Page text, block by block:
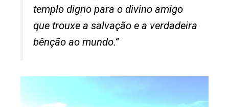
templo digno para o divino amigo
que trouxe a salvação e a verdadeira
bênção ao mundo.”